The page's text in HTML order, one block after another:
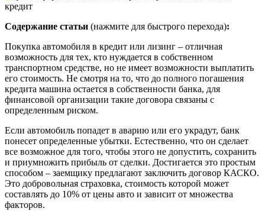
Содержание статьи (нажмите для быстрого перехода):
Покупка автомобиля в кредит или лизинг – отличная
возможность для тех, кто нуждается в собственном
транспортном средстве, но не имеет возможности выплатить
его стоимость. Не смотря на то, что до полного погашения
кредита машина остается в собственности банка, для
финансовой организации такие договора связаны с
определенным риском.
Если автомобиль попадет в аварию или его украдут, банк
понесет определенные убытки. Естественно, что он сделает
все возможное для того, чтобы этого не допустить, сохранить
и приумножить прибыль от сделки. Достигается это простым
способом – заемщику предлагают заключить договор КАСКО.
Это добровольная страховка, стоимость которой может
составлять до 10% от цены авто и зависит от множества
факторов.